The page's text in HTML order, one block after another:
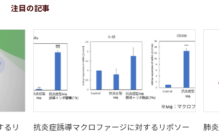
注目の記事
るリ
抗炎症誘導マクロファージに対するリポソー
肺